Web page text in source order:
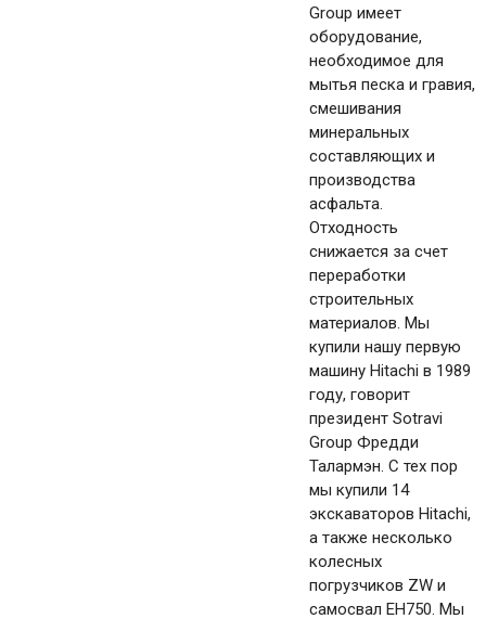
Group имеет
оборудование,
необходимое для
мытья песка и гравия,
смешивания
минеральных
составляющих и
производства
асфальта.
Отходность
снижается за счет
переработки
строительных
материалов. Мы
купили нашу первую
машину Hitachi в 1989
году, говорит
президент Sotravi
Group Фредди
Талармэн. С тех пор
мы купили 14
экскаваторов Hitachi,
а также несколько
колесных
погрузчиков ZW и
самосвал EH750. Мы